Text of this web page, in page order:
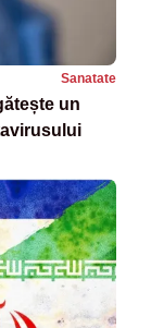
Sanatate
un